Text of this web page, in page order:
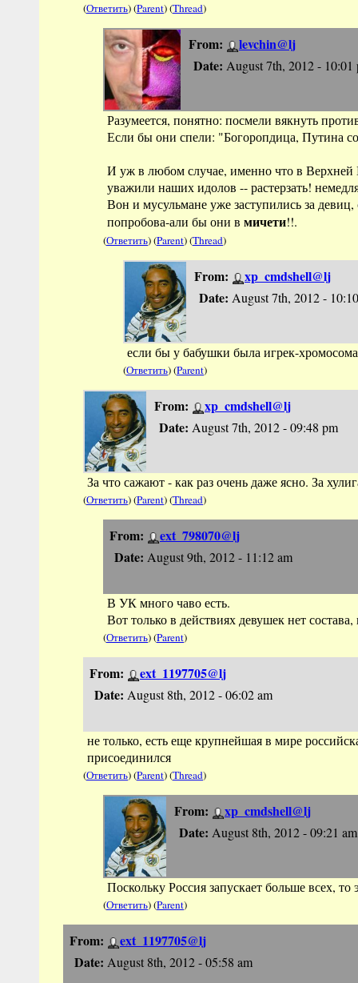
(Ответить) (Parent) (Thread)
From:
levchin@lj
Date: August 7th, 2012 - 10:01
Разумеется, понятно: посмели вякнуть
Если бы они спели: "Богоропдица, Путина
И уж в любом случае, именно что в Верхней
уважили наших идолов -- растерзать!
Вон и мусульмане уже заступились за
попробова-али бы они в мичети!!.
(Ответить) (Parent) (Thread)
From:
xp_cmdshell@lj
Date: August 7th, 2012 -
если бы у бабушки была игрек-
(Ответить) (Parent)
From:
xp_cmdshell@lj
Date: August 7th, 2012 - 09:48 pm
За что сажают - как раз очень даже ясно. За
(Ответить) (Parent) (Thread)
From:
ext_798070@lj
Date: August 9th, 2012 - 11:12 am
В УК много чаво есть.
Вот только в действиях девушек нет
(Ответить) (Parent)
From:
ext_1197705@lj
Date: August 8th, 2012 - 06:02 am
не только, есть еще крупнейшая в мире
присоединился
(Ответить) (Parent) (Thread)
From:
xp_cmdshell@lj
Date: August 8th, 2012 - 09:21 am
Поскольку Россия запускает больше всех, то
(Ответить) (Parent)
From:
ext_1197705@lj
Date: August 8th, 2012 - 05:58 am